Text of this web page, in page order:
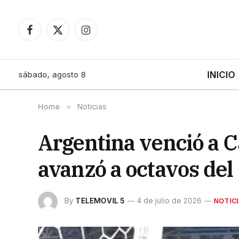
Facebook
X
Instagram
sábado, agosto 8 INICIO
Home » Noticias
Argentina venció a
avanzó a octavos
By TELEMOVIL 5 4 de julio de 2026